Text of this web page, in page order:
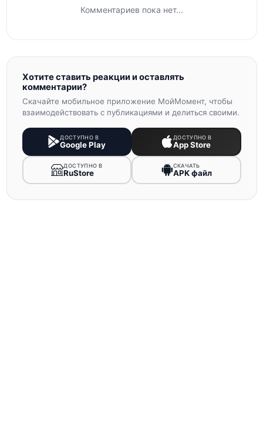
Комментариев пока нет...
Хотите ставить реакции и оставлять
комментарии?
Скачайте мобильное приложение МойМомент, чтобы
взаимодействовать с публикациями и делиться своими.
ДОСТУПНО В
Google Play
ДОСТУПНО В
App Store
ДОСТУПНО В
RuStore
СКАЧАТЬ
APK файл